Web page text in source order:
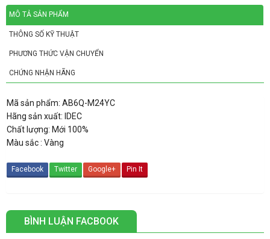
MÔ TẢ SẢN PHẨM
THÔNG SỐ KỸ THUẬT
PHƯƠNG THỨC VẬN CHUYỂN
CHỨNG NHẬN HÃNG
Mã sản phẩm: AB6Q-M24YC
Hãng sản xuất: IDEC
Chất lượng: Mới 100%
Màu sắc : Vàng
Facebook Twitter Google+ Pin It
BÌNH LUẬN FACBOOK